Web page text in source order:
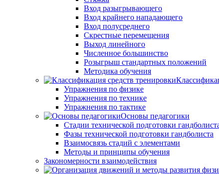
Вход разыгрывающего
Вход крайнего нападающего
Вход полусреднего
Скрестные перемещения
Выход линейного
Численное большинство
Розыгрыш стандартных положений
Методика обучения
Упражнения по физике
Упражнения по технике
Упражнения по тактике
Основы педагогики
Стадии технической подготовки
Фазы технической подготовки гандболиста
Взаимосвязь стадий с элементами
Методы и принципы обучения
Закономерности взаимодействия